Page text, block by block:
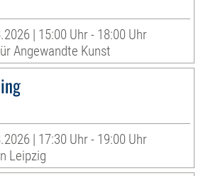
| 15:00 Uhr - 18:00 Uhr
Angewandte Kunst
| 17:30 Uhr - 19:00 Uhr
Leipzig